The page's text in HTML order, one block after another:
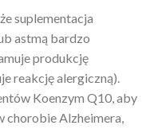
suplementacja
astmą bardzo
produkcję
reakcję alergiczną).
Koenzym Q10, aby
chorobie Alzheimera,